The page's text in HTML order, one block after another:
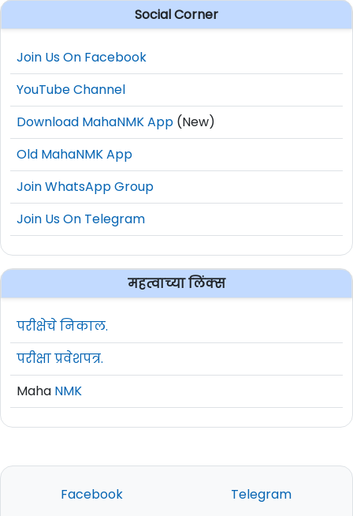
Social Corner
Join Us On Facebook
YouTube Channel
Download MahaNMK App (New)
Old MahaNMK App
Join WhatsApp Group
Join Us On Telegram
महत्वाच्या लिंक्स
परीक्षेचे निकाल.
परीक्षा प्रवेशपत्र.
Maha NMK
Facebook Telegram